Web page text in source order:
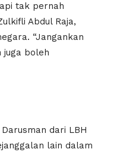
tak pernah
Abdul Raja,
“Jangankan
juga boleh
dari LBH
lain dalam